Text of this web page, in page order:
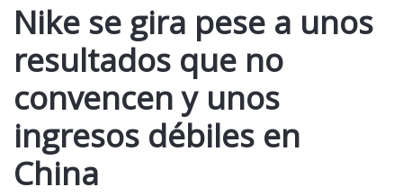
Nike se gira pese a unos
resultados que no
convencen y unos
ingresos débiles en
China